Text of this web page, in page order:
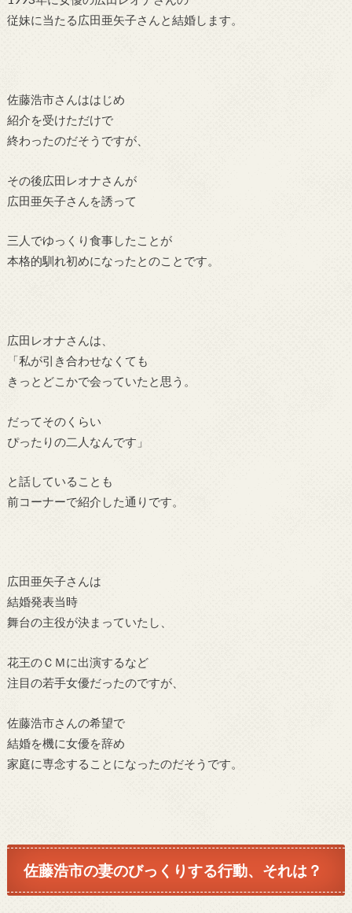
従妹に当たる広田亜矢子さんと結婚します。
佐藤浩市さんははじめ
紹介を受けただけで
終わったのだそうですが、
その後広田レオナさんが
広田亜矢子さんを誘って
三人でゆっくり食事したことが
本格的馴れ初めになったとのことです。
広田レオナさんは、
「私が引き合わせなくても
きっとどこかで会っていたと思う。
だってそのくらい
ぴったりの二人なんです」
と話していることも
前コーナーで紹介した通りです。
広田亜矢子さんは
結婚発表当時
舞台の主役が決まっていたし、
花王のＣＭに出演するなど
注目の若手女優だったのですが、
佐藤浩市さんの希望で
結婚を機に女優を辞め
家庭に専念することになったのだそうです。
佐藤浩市の妻のびっくりする行動、それは？